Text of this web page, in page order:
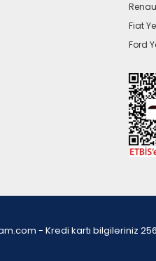
Fiat
Ford
- Kredi kartı bilgileriniz